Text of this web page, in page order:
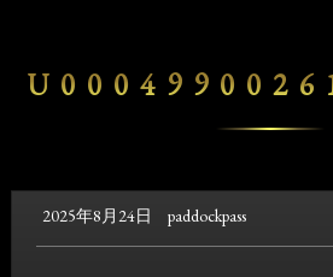
2025年8月24日 paddockpass